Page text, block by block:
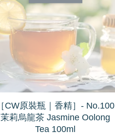
［CW原裝瓶｜香精］- No.100
茉莉烏龍茶 Jasmine Oolong
Tea 100ml